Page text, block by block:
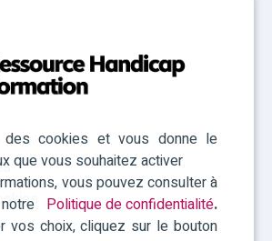
cookies et vous donne le
que vous souhaitez activer
vous pouvez consulter à
Politique de confidentialité.
vos choix, cliquez sur le bouton